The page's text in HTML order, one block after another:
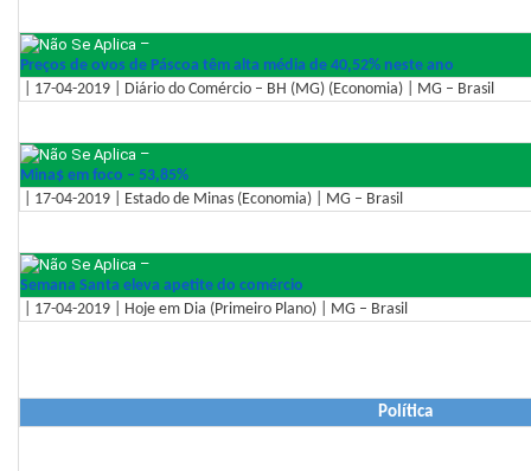
–
Preços de ovos de Páscoa têm alta média de 40,52% neste ano
| 17-04-2019 | Diário do Comércio – BH (MG) (Economia) | MG – Brasil
–
Mina$ em foco – 53,85%
| 17-04-2019 | Estado de Minas (Economia) | MG – Brasil
–
Semana Santa eleva apetite do comércio
| 17-04-2019 | Hoje em Dia (Primeiro Plano) | MG – Brasil
Política